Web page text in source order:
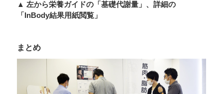
▲ 左から栄養ガイドの「基礎代謝量」、詳細の
「InBody結果用紙閲覧」
まとめ